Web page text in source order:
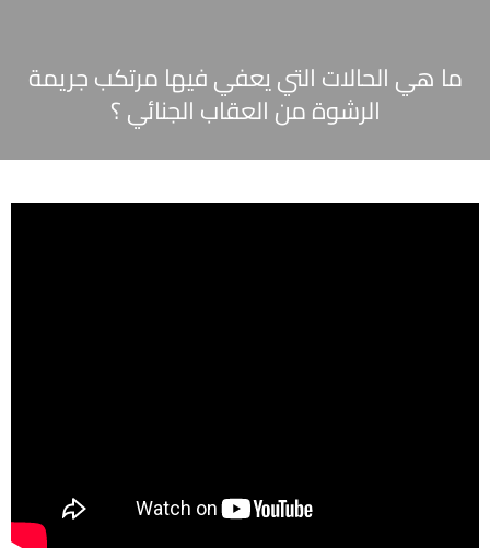
ما هي الحالات التي يعفي فيها مرتكب جريمة
الرشوة من العقاب الجنائي ؟